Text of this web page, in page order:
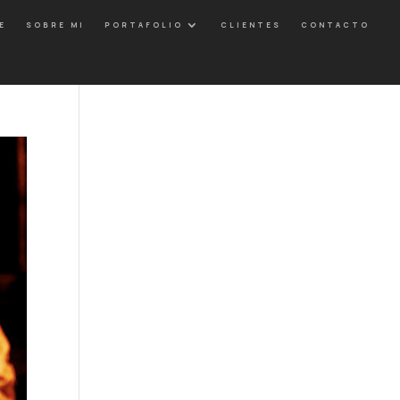
SOBRE MI PORTAFOLIO CLIENTES CONTACTO